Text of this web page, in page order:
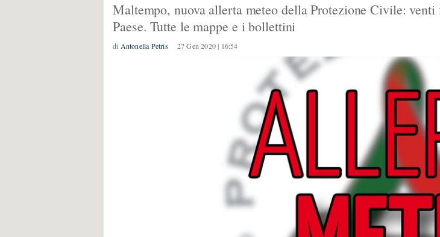
Maltempo, nuova allerta meteo della Protezione Civile:
Paese. Tutte le mappe e i bollettini
di Antonella Petris 27 Gen 2020 | 16:54